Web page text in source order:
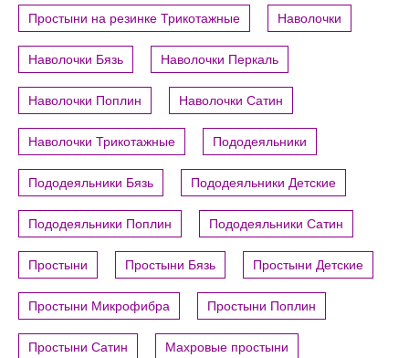
Простыни на резинке Трикотажные Наволочки
Наволочки Бязь Наволочки Перкаль
Наволочки Поплин Наволочки Сатин
Наволочки Трикотажные Пододеяльники
Пододеяльники Бязь Пододеяльники Детские
Пододеяльники Поплин Пододеяльники Сатин
Простыни Простыни Бязь Простыни Детские
Простыни Микрофибра Простыни Поплин
Простыни Сатин Махровые простыни